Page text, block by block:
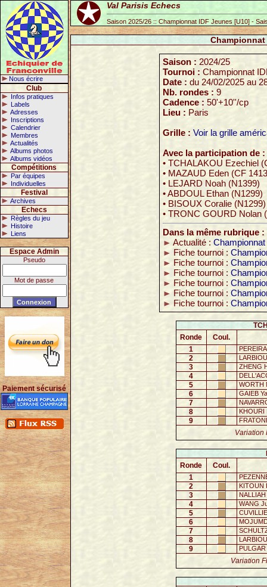
Nous écrire
Club
Infos pratiques
Labels
Adresses
Inscriptions
Calendrier
Membres
Actualités
Albums photos
Albums vidéos
Compétitions
Par équipes
Individuelles
Festival
Archives
Echecs
Règles du jeu
Histoire
Liens
Espace Admin
Pseudo
Mot de passe
Paiement sécurisé
Val Parisis Echecs
Saison 2025/26 :: Championnat IDF Jeunes [U10] -
Championnat
Saison : 2024/25
Tournoi : Championnat
Date : du 24/02/2025 au
Nb. rondes : 9
Cadence : 50'+10''/cp
Lieu : Paris
Grille : Voir la grille
Avec la participation de :
• TCHALAKOU Ezechiel
• MAZAUD Eden (CF
• LEJARD Noah (N1399)
• ABDOUL Ethan (N1299)
• BISOUX Coralie (N1299)
• TRONC GOURD Nolan
Dans la même rubrique :
Actualité :
Fiche tournoi :
Fiche tournoi :
Fiche tournoi :
Fiche tournoi :
Fiche tournoi :
Fiche tournoi :
Ronde
Coul.
1
2
3 ZHENG
4
5 WORTH
6 GAIEB
7
8 KHOURI
9
Variation
Ronde
Coul.
1
2 KITOUN
3 NALLIAH
4 WANG
5
6
7
8
9
Variation